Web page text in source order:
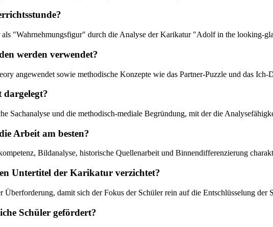
"Wahrnehmungsfigur" durch die Analyse der Karikatur "Adolf in the looking-
werden verwendet?
angewendet sowie methodische Konzepte wie das Partner-Puzzle und das
Sachanalyse und die methodisch-mediale Begründung, mit der die
Arbeit am besten?
Bildanalyse, historische Quellenarbeit und Binnendifferenzierung
Untertitel der Karikatur verzichtet?
damit sich der Fokus der Schüler rein auf die Entschlüsselung
Schüler gefördert?